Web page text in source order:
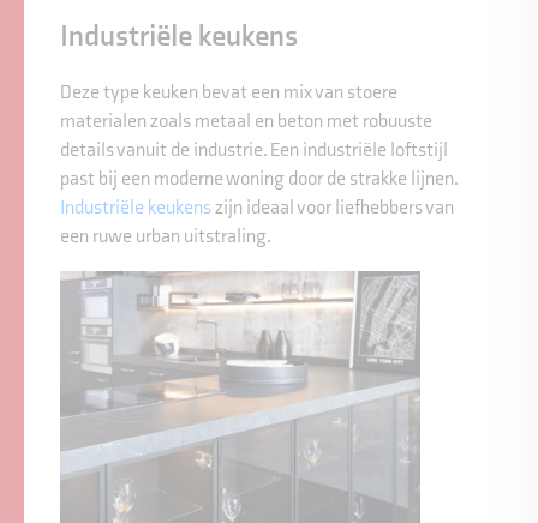
Industriële keukens
Deze type keuken bevat een mix van stoere
materialen zoals metaal en beton met robuuste
details vanuit de industrie. Een industriële loftstijl
past bij een moderne woning door de strakke lijnen.
Industriële keukenszijn ideaal voor liefhebbers van
een ruwe urban uitstraling.